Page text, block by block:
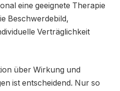
eine geeignete Therapie
Beschwerdebild,
Verträglichkeit
über Wirkung und
ist entscheidend. Nur so